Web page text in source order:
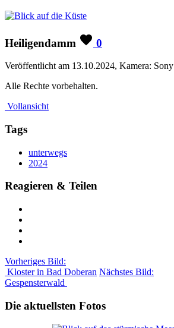
Heiligendamm 0
Veröffentlicht am 13.10.2024, Kamera: Sony
Alle Rechte vorbehalten.
Vollansicht
Tags
unterwegs
2024
Reagieren & Teilen
Vorheriges Bild:
Kloster in Bad Doberan Nächstes Bild:
Gespensterwald
Die aktuellsten Fotos